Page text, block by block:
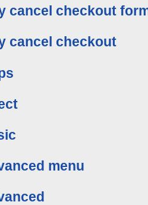
cancel checkout
cancel checkout
menu